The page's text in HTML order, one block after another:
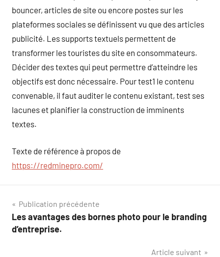
bouncer, articles de site ou encore postes sur les
plateformes sociales se définissent vu que des articles
publicité. Les supports textuels permettent de
transformer les touristes du site en consommateurs.
Décider des textes qui peut permettre d’atteindre les
objectifs est donc nécessaire. Pour test1 le contenu
convenable, il faut auditer le contenu existant, test ses
lacunes et planifier la construction de imminents
textes.
Texte de référence à propos de
https://redminepro.com/
Navigation
de
Publication précédente
Les avantages des bornes photo pour le branding
d’entreprise.
Article suivant